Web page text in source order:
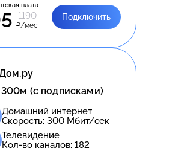
плата
1190
₽/мес
Подключить
300м (с подписками)
Домашний интернет
Скорость: 300 Мбит/сек
Телевидение
Кол-во каналов: 182